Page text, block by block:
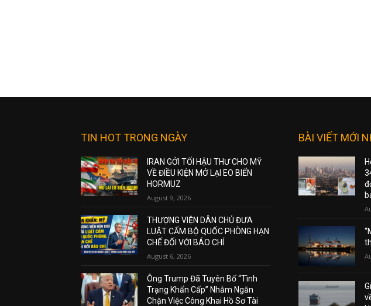
TIN HOT TRONG NGÀY
IRAN GỞI TỐI HẬU THƯ CHO MỸ
VỀ ĐIỀU KIỆN MỞ LẠI EO BIỂN
HORMUZ
August 9, 2026
THƯỢNG VIỆN DÂN CHỦ ĐƯA
LUẬT CẤM BỘ QUỐC PHÒNG HẠN
CHẾ ĐỐI VỚI BÁO CHÍ
August 6, 2026
Ông Trump Đã Tuyên Bố “Tình
Trạng Khẩn Cấp” Nhằm Ngăn
Chặn Việc Công Khai Hồ Sơ Tài
BÀI VIẾT MỚI